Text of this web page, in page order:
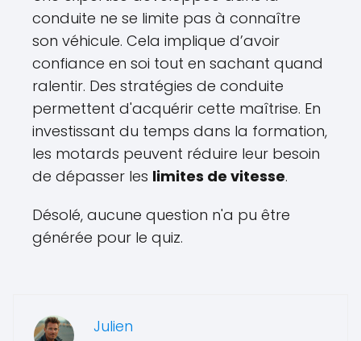
conduite ne se limite pas à connaître
son véhicule. Cela implique d’avoir
confiance en soi tout en sachant quand
ralentir. Des stratégies de conduite
permettent d'acquérir cette maîtrise. En
investissant du temps dans la formation,
les motards peuvent réduire leur besoin
de dépasser les limites de vitesse.
Désolé, aucune question n'a pu être
générée pour le quiz.
Julien